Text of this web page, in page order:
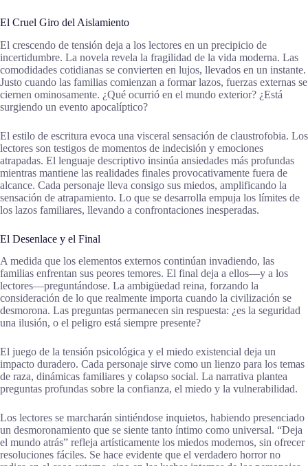
El Cruel Giro del Aislamiento
El crescendo de tensión deja a los lectores en un precipicio de
incertidumbre. La novela revela la fragilidad de la vida moderna. Las
comodidades cotidianas se convierten en lujos, llevados en un instante.
Justo cuando las familias comienzan a formar lazos, fuerzas externas se
ciernen ominosamente. ¿Qué ocurrió en el mundo exterior? ¿Está
surgiendo un evento apocalíptico?
El estilo de escritura evoca una visceral sensación de claustrofobia. Los
lectores son testigos de momentos de indecisión y emociones
atrapadas. El lenguaje descriptivo insinúa ansiedades más profundas
mientras mantiene las realidades finales provocativamente fuera de
alcance. Cada personaje lleva consigo sus miedos, amplificando la
sensación de atrapamiento. Lo que se desarrolla empuja los límites de
los lazos familiares, llevando a confrontaciones inesperadas.
El Desenlace y el Final
A medida que los elementos externos continúan invadiendo, las
familias enfrentan sus peores temores. El final deja a ellos—y a los
lectores—preguntándose. La ambigüedad reina, forzando la
consideración de lo que realmente importa cuando la civilización se
desmorona. Las preguntas permanecen sin respuesta: ¿es la seguridad
una ilusión, o el peligro está siempre presente?
El juego de la tensión psicológica y el miedo existencial deja un
impacto duradero. Cada personaje sirve como un lienzo para los temas
de raza, dinámicas familiares y colapso social. La narrativa plantea
preguntas profundas sobre la confianza, el miedo y la vulnerabilidad.
Los lectores se marcharán sintiéndose inquietos, habiendo presenciado
un desmoronamiento que se siente tanto íntimo como universal. “Deja
el mundo atrás” refleja artísticamente los miedos modernos, sin ofrecer
resoluciones fáciles. Se hace evidente que el verdadero horror no